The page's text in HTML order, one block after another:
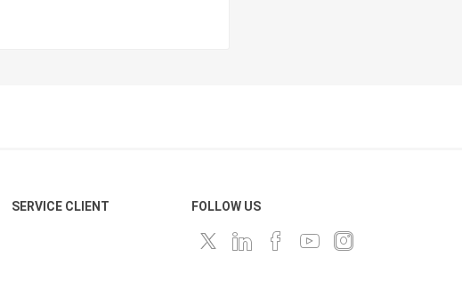
SERVICE CLIENT FOLLOW US